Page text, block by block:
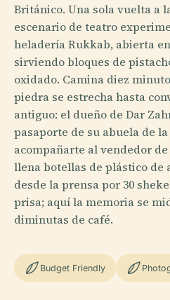
Británico. Una sola vuelta a
escenario de teatro
heladería Rukkab, abierta en
sirviendo bloques de
oxidado. Camina diez
piedra se estrecha hasta
antiguo: el dueño de Dar
pasaporte de su abuela de la
acompañarte al vendedor
llena botellas de plástico de
desde la prensa por 30
prisa; aquí la memoria se
diminutas de café.
Budget Friendly